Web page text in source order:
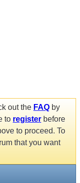
out the FAQ by
to register before
to proceed. To
that you want